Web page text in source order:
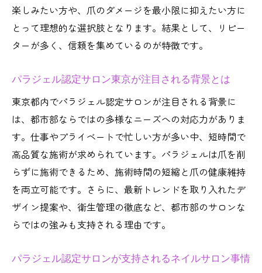
楽しみたい方や、爪のダメージを最小限に抑えたい方に
とって理想的な選択肢となります。結果として、リピー
ターが多く、信頼を集めているのが特徴です。
パラジェル認定サロン東京が注目される背景とは
東京都内でパラジェル認定サロンが注目される背景に
は、都市部ならではの多様なニーズへの対応力がありま
す。仕事やプライベートで忙しい方が多い中、短時間で
高品質な施術が求められています。パラジェルは爪を削
らずに施術できるため、施術時間の短縮と爪の健康維持
を両立可能です。さらに、最新トレンドを取り入れたデ
ザイン提案や、衛生管理の徹底など、都市部のサロンな
らではの強みも支持される理由です。
パラジェル認定サロンが支持されるネイルサロン事情